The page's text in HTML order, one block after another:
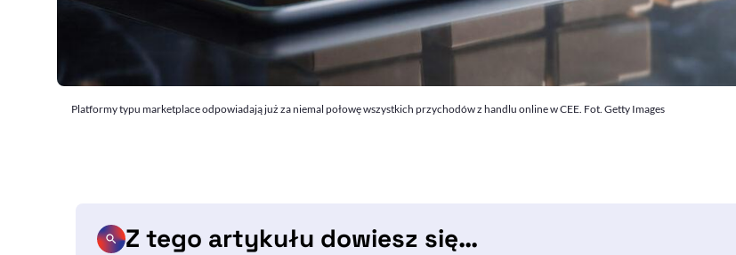
Platformy typu marketplace odpowiadają już za niemal połowę wszystkich przychodów z handlu online w CEE. Fot. Getty Images
Z tego artykułu dowiesz się…